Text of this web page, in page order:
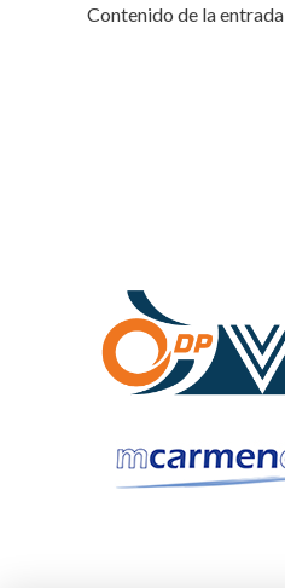
Contenido de la entrada